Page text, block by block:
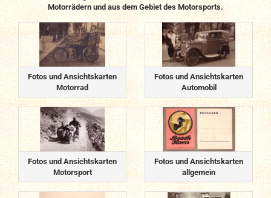
Motorrädern und aus dem Gebiet des Motorsports.
Fotos und Ansichtskarten
Motorrad
Fotos und Ansichtskarten
Automobil
Fotos und Ansichtskarten
Motorsport
Fotos und Ansichtskarten
allgemein